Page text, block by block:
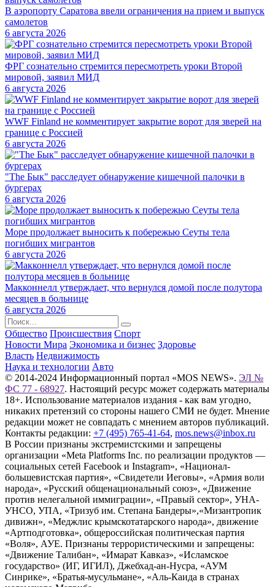
В аэропорту Саратова ввели ограничения на прием и выпуск
самолетов
6 августа 2026
ФРГ сознательно стремится пересмотреть уроки Второй
мировой, заявил МИД
6 августа 2026
WWF Finland не комментирует закрытие ворот для зверей на
границе с Россией
6 августа 2026
"The Бык" расследует обнаружение кишечной палочки в
бургерах
6 августа 2026
Море продолжает выносить к побережью Сеуты тела
погибших мигрантов
6 августа 2026
Макконнелл утверждает, что вернулся домой после полутора
месяцев в больнице
6 августа 2026
Общество Происшествия Спорт
Новости Мира Экономика и бизнес Здоровье
Власть Недвижимость
Наука и технологии Авто
© 2014-2024 Информационный портал «MOS NEWS». ЭЛ №
ФС 77 - 68927. Настоящий ресурс может содержать материалы
18+. Использование материалов издания - как вам угодно,
никаких претензий со стороны нашего СМИ не будет. Мнение
редакции может не совпадать с мнением авторов публикаций.
Контакты редакции: +7 (495) 765-41-64, mos.news@inbox.ru
В России признаны экстремистскими и запрещены
организации «Meta Platforms Inc. по реализации продуктов —
социальных сетей Facebook и Instagram», «Национал-
большевистская партия», «Свидетели Иеговы», «Армия воли
народа», «Русский общенациональный союз», «Движение
против нелегальной иммиграции», «Правый сектор», УНА-
УНСО, УПА, «Тризуб им. Степана Бандеры»,«Мизантропик
дивижн», «Меджлис крымскотатарского народа», движение
«Артподготовка», общероссийская политическая партия
«Воля», АУЕ. Признаны террористическими и запрещены:
«Движение Талибан», «Имарат Кавказ», «Исламское
государство» (ИГ, ИГИЛ), Джебхад-ан-Нусра, «АУМ
Синрике», «Братья-мусульмане», «Аль-Каида в странах